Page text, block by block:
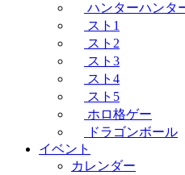
ハンターハンタ
スト1
スト2
スト3
スト4
スト5
ホロ格ゲー
ドラゴンボール
イベント
カレンダー